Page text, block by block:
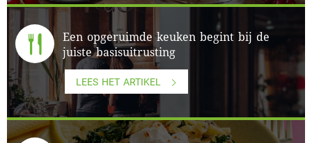
Een opgeruimde keuken begint bij de
juiste basisuitrusting
LEES HET ARTIKEL